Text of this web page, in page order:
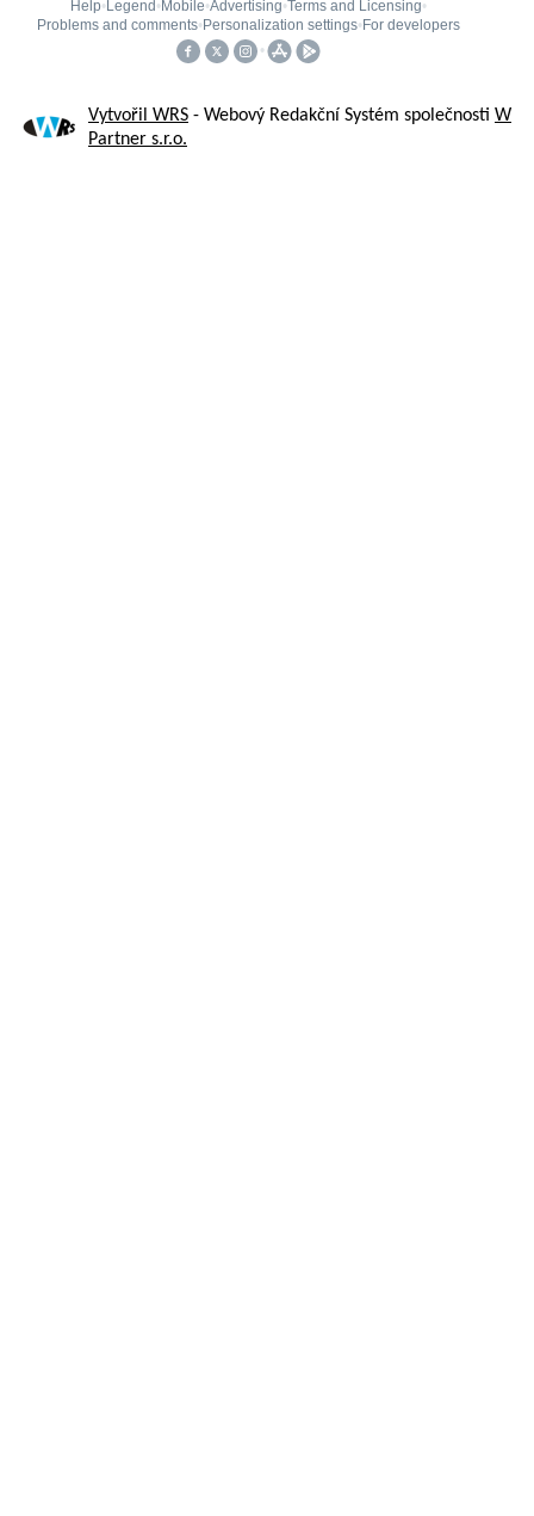
Vytvořil WRS - Webový Redakční Systém společnosti W
Partner s.r.o.